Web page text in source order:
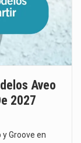
Aveo
2027
Groove en